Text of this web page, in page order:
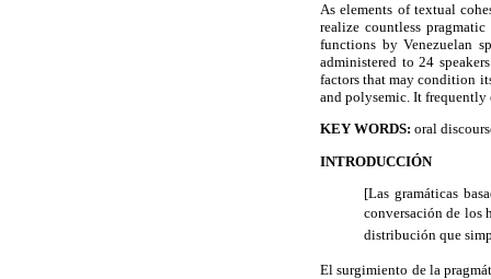
As elements of textual
realize countless
functions by Venezuelan
administered to 24
factors that may condition
and polysemic. It frequently
KEY WORDS: oral
INTRODUCCIÓN
[Las gramáticas
conversación de los
distribución que
El surgimiento de la